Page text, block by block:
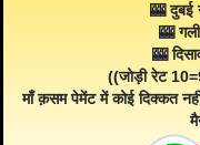
🎰 दुबई
🎰
🎰
((जोड़ी रेट
माँ क़सम पेमेंट में कोई दिक्कत